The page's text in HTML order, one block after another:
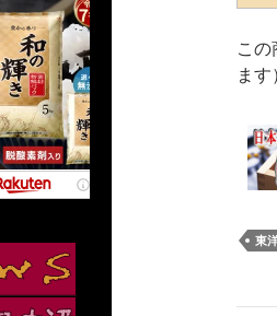
こ
ます
東